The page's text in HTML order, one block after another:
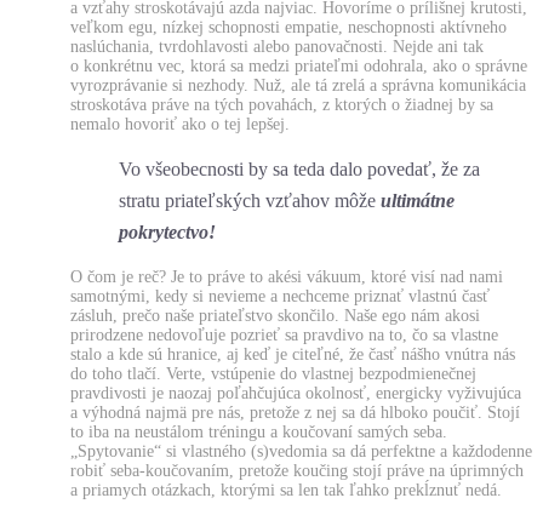
a vzťahy stroskotávajú azda najviac. Hovoríme o prílišnej krutosti,
veľkom egu, nízkej schopnosti empatie, neschopnosti aktívneho
naslúchania, tvrdohlavosti alebo panovačnosti. Nejde ani tak
o konkrétnu vec, ktorá sa medzi priateľmi odohrala, ako o správne
vyrozprávanie si nezhody. Nuž, ale tá zrelá a správna komunikácia
stroskotáva práve na tých povahách, z ktorých o žiadnej by sa
nemalo hovoriť ako o tej lepšej.
Vo všeobecnosti by sa teda dalo povedať, že za
stratu priateľských vzťahov môže ultimátne
pokrytectvo!
O čom je reč? Je to práve to akési vákuum, ktoré visí nad nami
samotnými, kedy si nevieme a nechceme priznať vlastnú časť
zásluh, prečo naše priateľstvo skončilo. Naše ego nám akosi
prirodzene nedovoľuje pozrieť sa pravdivo na to, čo sa vlastne
stalo a kde sú hranice, aj keď je citeľné, že časť nášho vnútra nás
do toho tlačí. Verte, vstúpenie do vlastnej bezpodmienečnej
pravdivosti je naozaj poľahčujúca okolnosť, energicky vyživujúca
a výhodná najmä pre nás, pretože z nej sa dá hlboko poučiť. Stojí
to iba na neustálom tréningu a koučovaní samých seba.
„Spytovanie“ si vlastného (s)vedomia sa dá perfektne a každodenne
robiť seba-koučovaním, pretože koučing stojí práve na úprimných
a priamych otázkach, ktorými sa len tak ľahko prekĺznuť nedá.